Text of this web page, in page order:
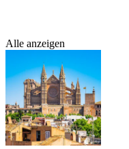
Alle anzeigen